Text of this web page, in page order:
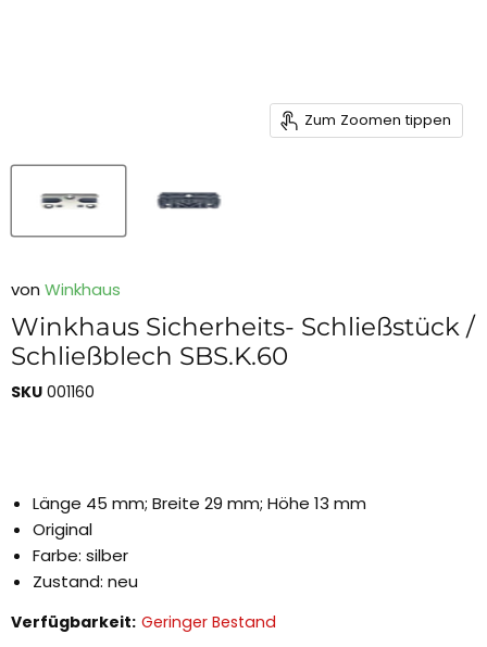
Zum Zoomen tippen
von Winkhaus
Winkhaus Sicherheits- Schließstück /
Schließblech SBS.K.60
SKU 001160
Länge 45 mm; Breite 29 mm; Höhe 13 mm
Original
Farbe: silber
Zustand: neu
Verfügbarkeit: Geringer Bestand